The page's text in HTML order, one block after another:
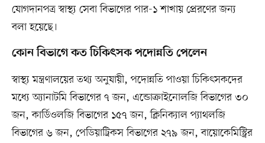
যোগদানপত্র স্বাস্থ্য সেবা বিভাগের পার-১ শাখায় প্রেরণের জন্য
বলা হয়েছে।
কোন বিভাগে কত চিকিৎসক পদোন্নতি পেলেন
স্বাস্থ্য মন্ত্রণালয়ের তথ্য অনুযায়ী, পদোন্নতি পাওয়া চিকিৎসকদের
মধ্যে অ্যানাটমি বিভাগের ৭ জন, এন্ডোক্রাইনোলজি বিভাগের ৩০
জন, কার্ডিওলজি বিভাগের ১৫৭ জন, ক্লিনিক্যাল প্যাথলজি
বিভাগের ৬ জন, পেডিয়াট্রিকস বিভাগের ২৭৯ জন, বায়োকেমিস্ট্রির